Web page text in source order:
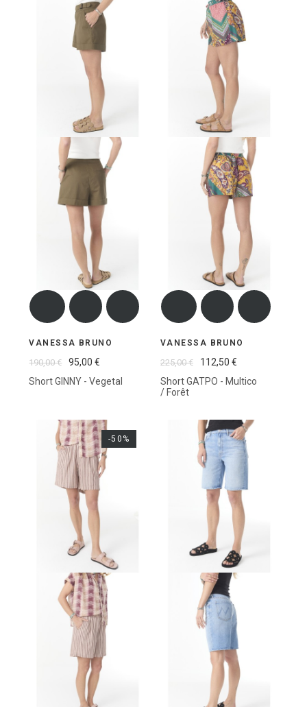
VANESSA BRUNO
Short GINNY - Vegetal
190,00 € 95,00 €
VANESSA BRUNO
Short GATPO - Multico
/ Forêt
225,00 € 112,50 €
-50%